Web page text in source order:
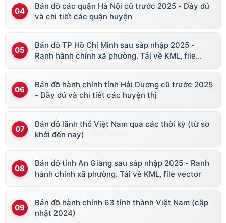
Bản đồ các quận Hà Nội cũ trước 2025 - Đầy đủ
và chi tiết các quận huyện
Bản đồ TP Hồ Chí Minh sau sáp nhập 2025 -
Ranh hành chính xã phường. Tải về KML, file
Bản đồ hành chính tỉnh Hải Dương cũ trước 2025
- Đầy đủ và chi tiết các huyện thị
Bản đồ lãnh thổ Việt Nam qua các thời kỳ (từ sơ
khởi đến nay)
Bản đồ tỉnh An Giang sau sáp nhập 2025 - Ranh
hành chính xã phường. Tải về KML, file vector
Bản đồ hành chính 63 tỉnh thành Việt Nam (cập
nhật 2024)